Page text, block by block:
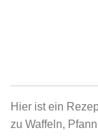
Hier ist ein
zu Waffeln,